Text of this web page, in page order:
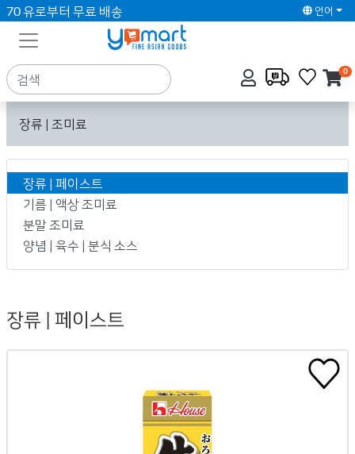
70 유로부터 무료 배송 언어
0
장류 | 조미료
장류 | 페이스트
기름 | 액상 조미료
분말 조미료
양념 | 육수 | 분식 소스
장류 | 페이스트